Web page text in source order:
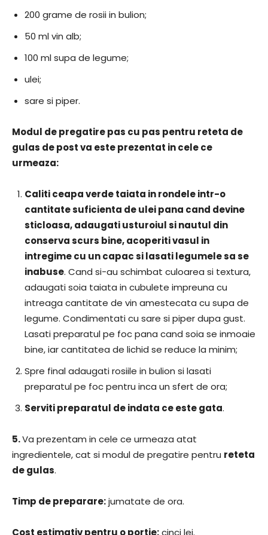
200 grame de rosii in bulion;
50 ml vin alb;
100 ml supa de legume;
ulei;
sare si piper.
Modul de pregatire pas cu pas pentru reteta de
gulas de post va este prezentat in cele ce
urmeaza:
Caliti ceapa verde taiata in rondele intr-o
cantitate suficienta de ulei pana cand devine
sticloasa, adaugati usturoiul si nautul din
conserva scurs bine, acoperiti vasul in
intregime cu un capac si lasati legumele sa se
inabuse. Cand si-au schimbat culoarea si textura,
adaugati soia taiata in cubulete impreuna cu
intreaga cantitate de vin amestecata cu supa de
legume. Condimentati cu sare si piper dupa gust.
Lasati preparatul pe foc pana cand soia se inmoaie
bine, iar cantitatea de lichid se reduce la minim;
Spre final adaugati rosiile in bulion si lasati
preparatul pe foc pentru inca un sfert de ora;
Serviti preparatul de indata ce este gata.
5.Va prezentam in cele ce urmeaza atat
ingredientele, cat si modul de pregatire pentru reteta
de gulas.
Timp de preparare:jumatate de ora.
Cost estimativ pentru o portie:cinci lei.